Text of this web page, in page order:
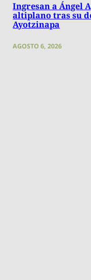
Ingresan a Ángel
altiplano tras su
Ayotzinapa
AGOSTO 6, 2026